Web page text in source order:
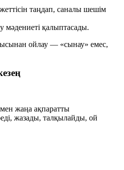
таңдап, саналы шешім
мәдениеті қалыптасады.
ойлау — «сынау» емес,
жаңа ақпаратты
жазады, талқылайды, ой